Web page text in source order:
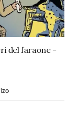
del faraone –